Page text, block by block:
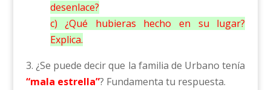
desenlace?
c) ¿Qué hubieras hecho en su lugar?
Explica.
3. ¿Se puede decir que la familia de Urbano tenía
“mala estrella”? Fundamenta tu respuesta.